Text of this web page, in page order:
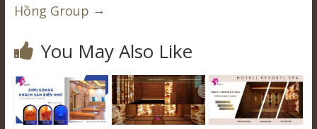
Hồng Group →
You May Also Like